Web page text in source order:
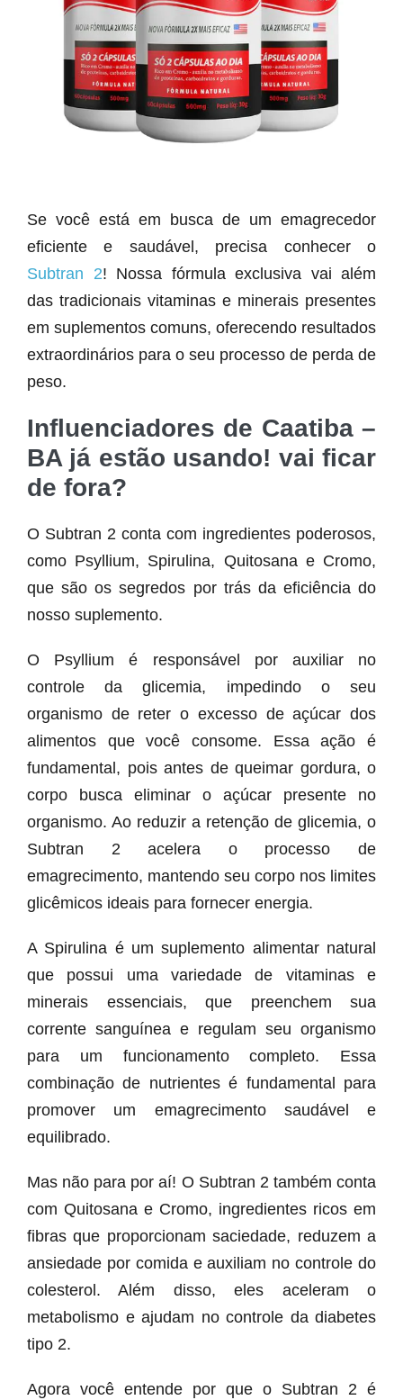
Se você está em busca de um emagrecedor
eficiente e saudável, precisa conhecer o
Subtran 2! Nossa fórmula exclusiva vai além
das tradicionais vitaminas e minerais presentes
em suplementos comuns, oferecendo resultados
extraordinários para o seu processo de perda de
peso.
Influenciadores de Caatiba –
BA já estão usando! vai ficar
de fora?
O Subtran 2 conta com ingredientes poderosos,
como Psyllium, Spirulina, Quitosana e Cromo,
que são os segredos por trás da eficiência do
nosso suplemento.
O Psyllium é responsável por auxiliar no
controle da glicemia, impedindo o seu
organismo de reter o excesso de açúcar dos
alimentos que você consome. Essa ação é
fundamental, pois antes de queimar gordura, o
corpo busca eliminar o açúcar presente no
organismo. Ao reduzir a retenção de glicemia, o
Subtran 2 acelera o processo de
emagrecimento, mantendo seu corpo nos limites
glicêmicos ideais para fornecer energia.
A Spirulina é um suplemento alimentar natural
que possui uma variedade de vitaminas e
minerais essenciais, que preenchem sua
corrente sanguínea e regulam seu organismo
para um funcionamento completo. Essa
combinação de nutrientes é fundamental para
promover um emagrecimento saudável e
equilibrado.
Mas não para por aí! O Subtran 2 também conta
com Quitosana e Cromo, ingredientes ricos em
fibras que proporcionam saciedade, reduzem a
ansiedade por comida e auxiliam no controle do
colesterol. Além disso, eles aceleram o
metabolismo e ajudam no controle da diabetes
tipo 2.
Agora você entende por que o Subtran 2 é